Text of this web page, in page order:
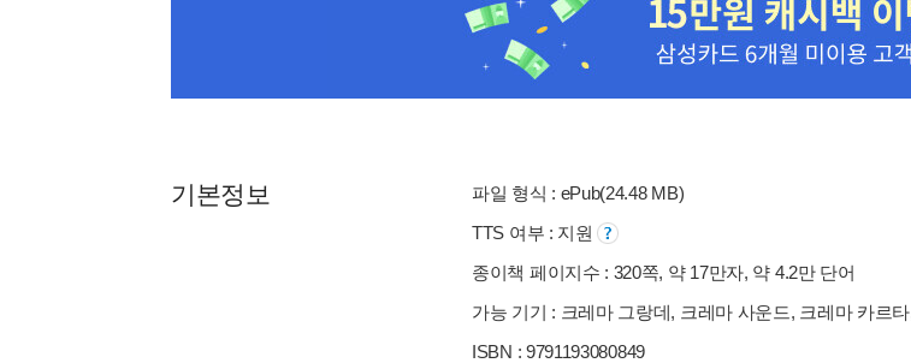
기본정보
파일 형식 : ePub(24.48 MB)
TTS 여부 : 지원
종이책 페이지수 : 320쪽, 약 17만자, 약 4.2만 단어
가능 기기 : 크레마 그랑데, 크레마 사운드, 크레마 카르
ISBN : 9791193080849